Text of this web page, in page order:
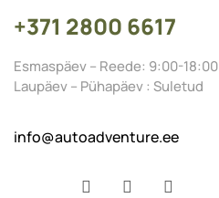
+371 2800 6617
Esmaspäev – Reede: 9:00-18:00
Laupäev – Pühapäev : Suletud
info@autoadventure.ee
FacebookYouTube